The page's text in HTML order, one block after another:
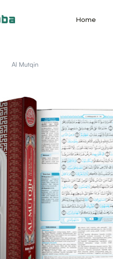
Home
Al Mutqin